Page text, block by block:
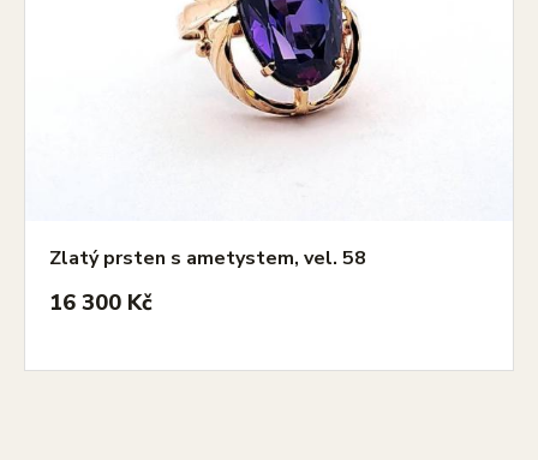
Zlatý prsten s ametystem, vel. 58
16 300 Kč